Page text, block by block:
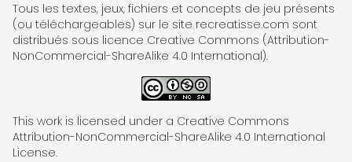
Tous les textes, jeux, fichiers et concepts de jeu présents
(ou téléchargeables) sur le site recreatisse.com sont
distribués sous licence Creative Commons (Attribution-
NonCommercial-ShareAlike 4.0 International).
This work is licensed under a Creative Commons
Attribution-NonCommercial-ShareAlike 4.0 International
License.